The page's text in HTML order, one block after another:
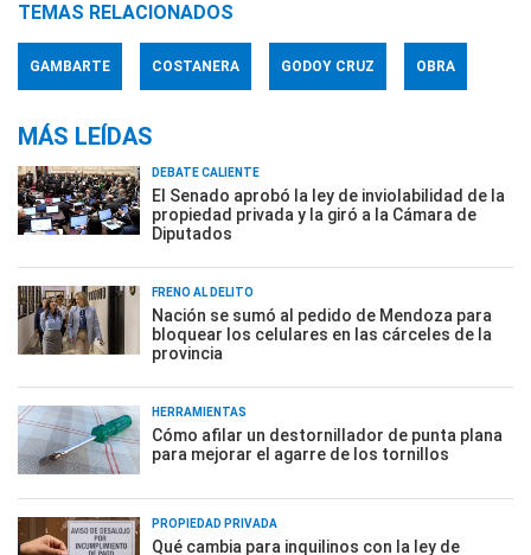
TEMAS RELACIONADOS
GAMBARTE COSTANERA GODOY CRUZ OBRA
MÁS LEÍDAS
DEBATE CALIENTE
El Senado aprobó la ley de inviolabilidad de la
propiedad privada y la giró a la Cámara de
Diputados
FRENO AL DELITO
Nación se sumó al pedido de Mendoza para
bloquear los celulares en las cárceles de la
provincia
HERRAMIENTAS
Cómo afilar un destornillador de punta plana
para mejorar el agarre de los tornillos
PROPIEDAD PRIVADA
Qué cambia para inquilinos con la ley de